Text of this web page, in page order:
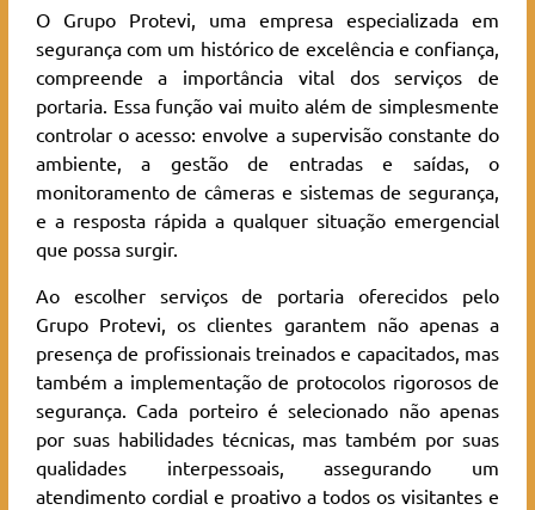
O Grupo Protevi, uma empresa especializada em
segurança com um histórico de excelência e confiança,
compreende a importância vital dos serviços de
portaria. Essa função vai muito além de simplesmente
controlar o acesso: envolve a supervisão constante do
ambiente, a gestão de entradas e saídas, o
monitoramento de câmeras e sistemas de segurança,
e a resposta rápida a qualquer situação emergencial
que possa surgir.
Ao escolher serviços de portaria oferecidos pelo
Grupo Protevi, os clientes garantem não apenas a
presença de profissionais treinados e capacitados, mas
também a implementação de protocolos rigorosos de
segurança. Cada porteiro é selecionado não apenas
por suas habilidades técnicas, mas também por suas
qualidades interpessoais, assegurando um
atendimento cordial e proativo a todos os visitantes e